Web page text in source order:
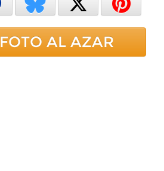
FOTO AL AZAR